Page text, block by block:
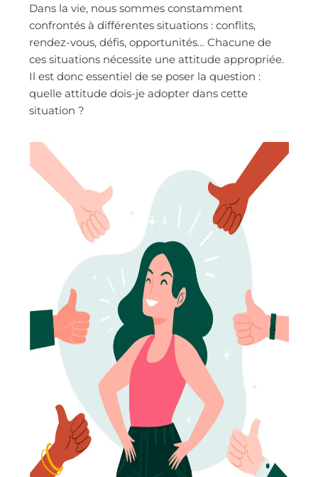
Dans la vie, nous sommes constamment
confrontés à différentes situations : conflits,
rendez-vous, défis, opportunités… Chacune de
ces situations nécessite une attitude appropriée.
Il est donc essentiel de se poser la question :
quelle attitude dois-je adopter dans cette
situation ?